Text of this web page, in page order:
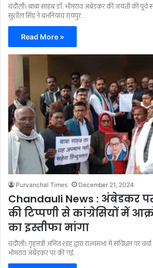
चंदौली। बाबा साहब डॉ. भीमराव अंबेडकर की जयंती की पूर्व
सुशील सिंह ने बभनियाव रायपुर…
Read More »
Purvanchal Times December 21, 2024
Chandauli News : अंबेडकर
की टिप्पणी से कांग्रेसियों में
का इस्तीफा मांगा
चंदौली। गृहमंत्री अमित शाह द्वारा राज्यसभा में संविधान पर
भीमराव अंबेडकर पर की गई…